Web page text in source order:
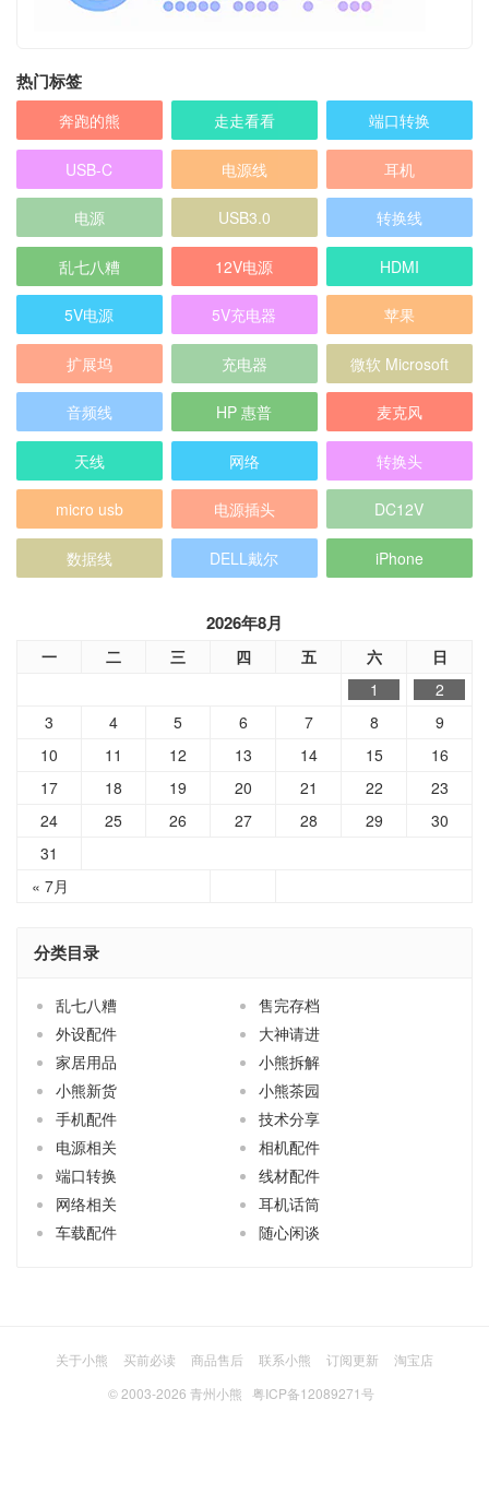
热门标签
奔跑的熊 走走看看 端口转换
USB-C 电源线 耳机
电源 USB3.0 转换线
乱七八糟 12V电源 HDMI
5V电源 5V充电器 苹果
扩展坞 充电器 微软 Microsoft
音频线 HP 惠普 麦克风
天线 网络 转换头
micro usb 电源插头 DC12V
数据线 DELL戴尔 iPhone
2026年8月
一 二 三 四 五 六 日
« 7月
1
2
3
4 5 6 7 8
9
10
11 12 13 14 15
16
17
18 19 20 21 22
23
24
25 26 27 28 29
30
31
分类目录
乱七八糟
售完存档
外设配件
大神请进
家居用品
小熊拆解
小熊新货
小熊茶园
手机配件
技术分享
电源相关
相机配件
端口转换
线材配件
网络相关
耳机话筒
车载配件
随心闲谈
关于小熊 买前必读 商品售后 联系小熊 订阅更新
淘宝店
© 2003-2026 青州小熊 粤ICP备12089271号